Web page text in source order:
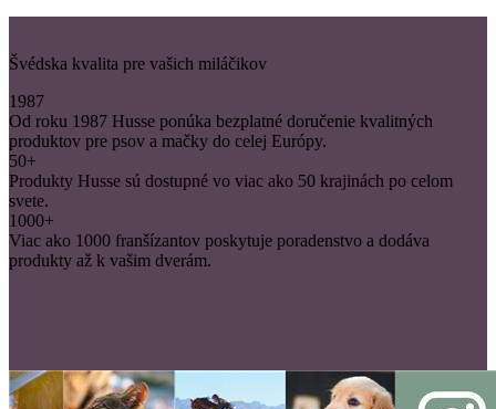
Švédska kvalita pre vašich miláčikov
1987
Od roku 1987 Husse ponúka bezplatné doručenie kvalitných
produktov pre psov a mačky do celej Európy.
50+
Produkty Husse sú dostupné vo viac ako 50 krajinách po celom
svete.
1000+
Viac ako 1000 franšízantov poskytuje poradenstvo a dodáva
produkty až k vašim dverám.